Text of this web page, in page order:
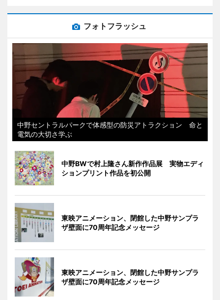
フォトフラッシュ
中野セントラルパークで体感型の防災アトラクション 命と
電気の大切さ学ぶ
中野BWで村上隆さん新作作品展 実物エディ
ションプリント作品を初公開
東映アニメーション、閉館した中野サンプラ
ザ壁面に70周年記念メッセージ
東映アニメーション、閉館した中野サンプラ
ザ壁面に70周年記念メッセージ